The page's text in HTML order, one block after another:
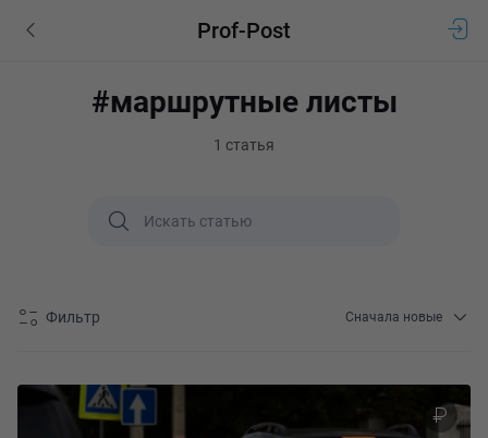
Prof-Post
#маршрутные листы
1 статья
Фильтр Сначала новые